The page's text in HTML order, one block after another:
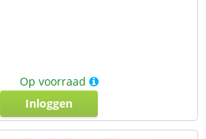
Op voorraad
Inloggen